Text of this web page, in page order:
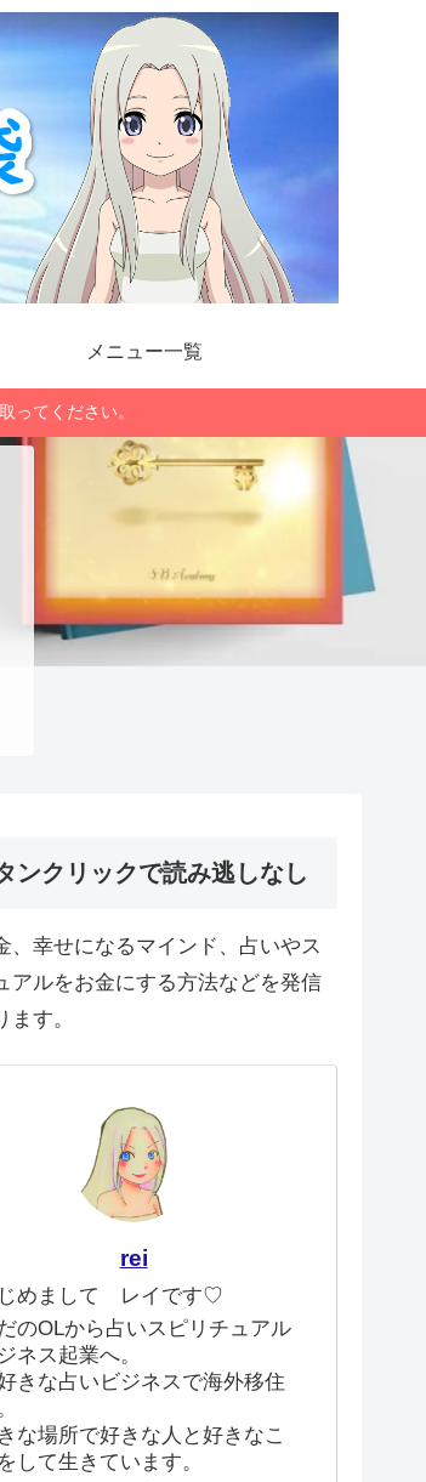
メニュー一覧
ってください。
ンクリックで読み逃しなし
、幸せになるマインド、占いやス
アルをお金にする方法などを発信
ます。
rei
めまして レイです♡
のOLから占いスピリチュアル
ネス起業へ。
きな占いビジネスで海外移住
な場所で好きな人と好きなこ
して生きています。